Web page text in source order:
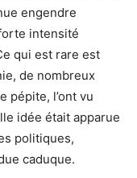
engendre
intensité
qui est rare est
de nombreux
pépite, l’ont vu
idée était apparue
politiques,
caduque.